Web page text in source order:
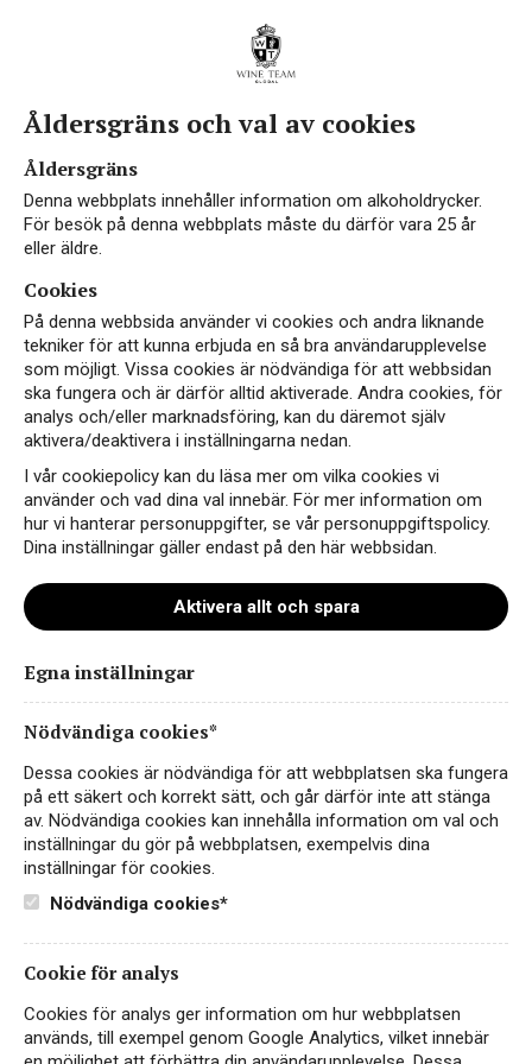
Darling Carignan Red Blend
Instagram
Facebook
Åldersgräns och val av cookies
Åldersgräns
Denna webbplats innehåller information om alkoholdrycker.
För besök på denna webbplats måste du därför vara 25 år
eller äldre.
Cookies
På denna webbsida använder vi cookies och andra liknande
tekniker för att kunna erbjuda en så bra användarupplevelse
som möjligt. Vissa cookies är nödvändiga för att webbsidan
ska fungera och är därför alltid aktiverade. Andra cookies, för
analys och/eller marknadsföring, kan du däremot själv
aktivera/deaktivera i inställningarna nedan.
I vår cookiepolicy kan du läsa mer om vilka cookies vi
använder och vad dina val innebär. För mer information om
hur vi hanterar personuppgifter, se vår personuppgiftspolicy.
Dina inställningar gäller endast på den här webbsidan.
Aktivera allt och spara
Egna inställningar
Nödvändiga cookies*
Dessa cookies är nödvändiga för att webbplatsen ska fungera
på ett säkert och korrekt sätt, och går därför inte att stänga
av. Nödvändiga cookies kan innehålla information om val och
inställningar du gör på webbplatsen, exempelvis dina
inställningar för cookies.
Nödvändiga cookies*
Cookie för analys
Cookies för analys ger information om hur webbplatsen
används, till exempel genom Google Analytics, vilket innebär